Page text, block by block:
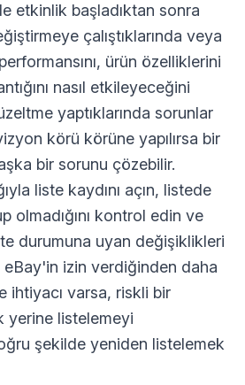
etkinlik başladıktan sonra
çalıştıklarında veya
ürün özelliklerini
nasıl etkileyeceğini
yaptıklarında sorunlar
körü körüne yapılırsa bir
bir sorunu çözebilir.
liste kaydını açın, listede
olmadığını kontrol edin ve
durumuna uyan değişiklikleri
eBay'in izin verdiğinden daha
ihtiyacı varsa, riskli bir
yerine listelemeyi
şekilde yeniden listelemek